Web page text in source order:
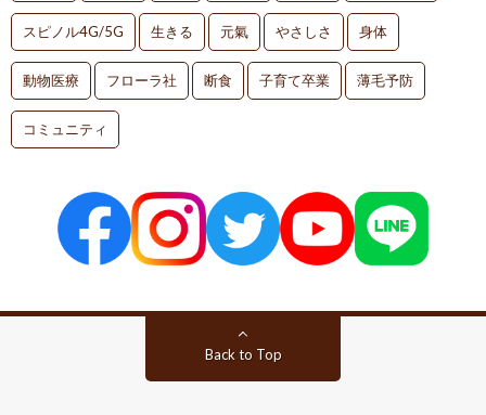
スピノル4G/5G 生きる 元氣 やさしさ 身体
動物医療 フローラ社 断食 子育て卒業 薄毛予防
コミュニティ
Back to Top